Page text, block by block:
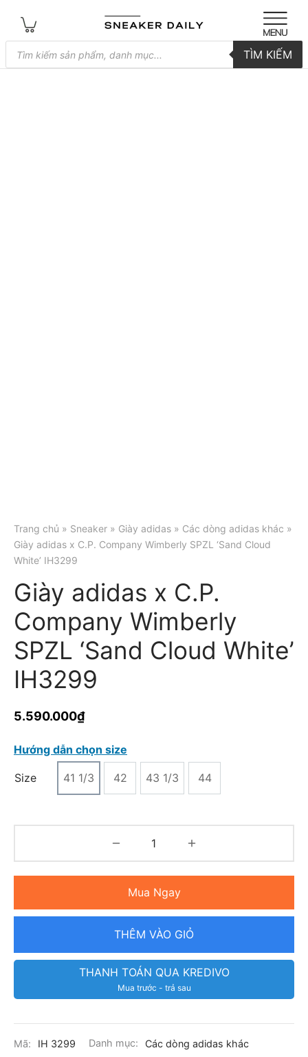
Tìm
kiếm
sản
TÌM KIẾM
Trang chủ » Sneaker » Giày adidas » Các dòng adidas khác »
Giày adidas x C.P. Company Wimberly SPZL ‘Sand Cloud
White’ IH3299
Giày adidas x C.P.
Company Wimberly
SPZL ‘Sand Cloud White’
IH3299
5.590.000₫
Hướng dẫn chọn size
Size 41 1/3 42 43 1/3 44
Mua Ngay
THÊM VÀO GIỎ
THANH TOÁN QUA KREDIVO
Mua trước - trả sau
Mã: IH 3299 Danh mục:
Các dòng adidas khác